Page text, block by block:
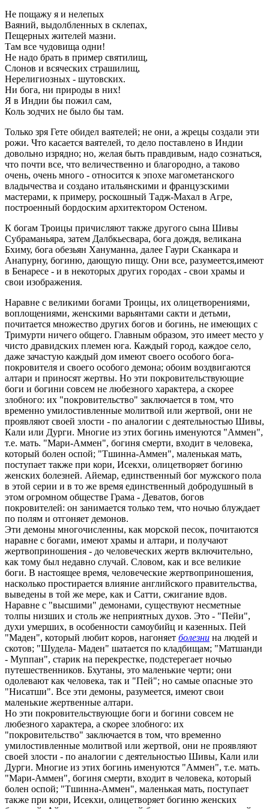
Не пощажу я и нелепых
Ваяний, выдолбленных в склепах,
Пещерных жителей мазни.
Там все чудовища одни!
Не надо брать в пример святилищ,
Слонов и всяческих страшилищ,
Нерелигиозных - шутовских.
Ни бога, ни природы в них!
Я в Индии бы пожил сам,
Коль зодчих не было бы там.
Только зря Гете обидел ваятелей; не они, а жрецы создали эти
рожи. Что касается ваятелей, то дело поставлено в Индии
довольно изрядно; но, желая быть правдивым, надо сознаться,
что почти все, что величественно и благородно, а таково
очень, очень много - относится к эпохе магометанского
владычества и создано итальянскими и французскими
мастерами, к примеру, роскошный Тадж-Махал в Агре,
построенный бордоским архитектором Остеном.
К богам Троицы причисляют также другого сына Шивы
Субраманьяра, затем Далбкьесвара, бога дождя, великана
Бхиму, бога обезьян Хануманна, далее Гаури Сканкара и
Анапурну, богиню, дающую пищу. Они все, разумеется,имеют
в Бенаресе - и в некоторых других городах - свои храмы и
свои изображения.
Наравне с великими богами Троицы, их олицетворениями,
воплощениями, женскими варьянтами сакти и детьми,
почитается множество других богов и богинь, не имеющих с
Тримурти ничего общего. Главным образом, это имеет место у
чисто дравидских племен юга. Каждый город, каждое село,
даже зачастую каждый дом имеют своего особого бога-
покровителя и своего особого демона; обоим воздвигаются
алтари и приносят жертвы. Но эти покровительствующие
боги и богини совсем не любезного характера, а скорее
злобного: их "покровительство" заключается в том, что
временно умилостивленные молитвой или жертвой, они не
проявляют своей злости - по аналогии с деятельностью Шивы,
Кали или Дурги. Многие из этих богинь именуются "Аммен",
т.е. мать. "Мари-Аммен", богиня смерти, входит в человека,
который болен оспой; "Тшинна-Аммен", маленькая мать,
поступает также при кори, Исекхи, олицетворяет богиню
женских болезней. Айемар, единственный бог мужского пола
в этой серии и в то же время единственный добродушный в
этом огромном обществе Грама - Деватов, богов
покровителей: он занимается только тем, что ночью блуждает
по полям и отгоняет демонов.
Эти демоны многочисленны, как морской песок, почитаются
наравне с богами, имеют храмы и алтари, и получают
жертвоприношения - до человеческих жертв включительно,
как тому был недавно случай. Словом, как и все великие
боги. В настоящее время, человеческие жертвоприношения,
насколько простирается влияние английского правительства,
выведены в той же мере, как и Сатти, сжигание вдов.
Наравне с "высшими" демонами, существуют несметные
толпы низших и столь же неприятных духов. Это - "Пейи",
духи умерших, в особенности самоубийц и казенных. Пей
"Маден", который любит коров, нагоняет болезни на людей и
скотов; "Шудела- Маден" шатается по кладбищам; "Матшанди
- Муппан", старик на перекрестке, подстерегает ночью
путешественников. Бхутаны, это маленькие черти; они
одолевают как человека, так и "Пей"; но самые опасные это
"Нисатши". Все эти демоны, разумеется, имеют свои
маленькие жертвенные алтари.
Но эти покровительствующие боги и богини совсем не
любезного характера, а скорее злобного: их
"покровительство" заключается в том, что временно
умилостивленные молитвой или жертвой, они не проявляют
своей злости - по аналогии с деятельностью Шивы, Кали или
Дурги. Многие из этих богинь именуются "Аммен", т.е. мать.
"Мари-Аммен", богиня смерти, входит в человека, который
болен оспой; "Тшинна-Аммен", маленькая мать, поступает
также при кори, Исекхи, олицетворяет богиню женских